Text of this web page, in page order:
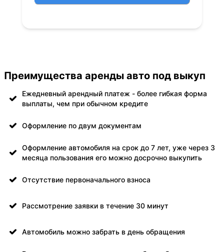
Преимущества аренды авто под выкуп
Ежедневный арендный платеж - более гибкая форма
выплаты, чем при обычном кредите
Оформление по двум документам
Оформление автомобиля на срок до 7 лет, уже через 3
месяца пользования его можно досрочно выкупить
Отсутствие первоначального взноса
Рассмотрение заявки в течение 30 минут
Автомобиль можно забрать в день обращения